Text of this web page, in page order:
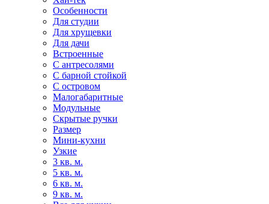
Особенности
Для студии
Для хрущевки
Для дачи
Встроенные
С антресолями
С барной стойкой
С островом
Малогабаритные
Модульные
Скрытые ручки
Размер
Мини-кухни
Узкие
3 кв. м.
5 кв. м.
6 кв. м.
9 кв. м.